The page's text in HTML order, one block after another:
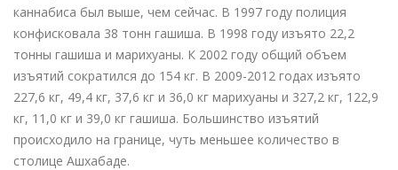
каннабиса был выше, чем сейчас. В 1997 году полиция
конфисковала 38 тонн гашиша. В 1998 году изъято 22,2
тонны гашиша и марихуаны. К 2002 году общий объем
изъятий сократился до 154 кг. В 2009-2012 годах изъято
227,6 кг, 49,4 кг, 37,6 кг и 36,0 кг марихуаны и 327,2 кг, 122,9
кг, 11,0 кг и 39,0 кг гашиша. Большинство изъятий
происходило на границе, чуть меньшее количество в
столице Ашхабаде.